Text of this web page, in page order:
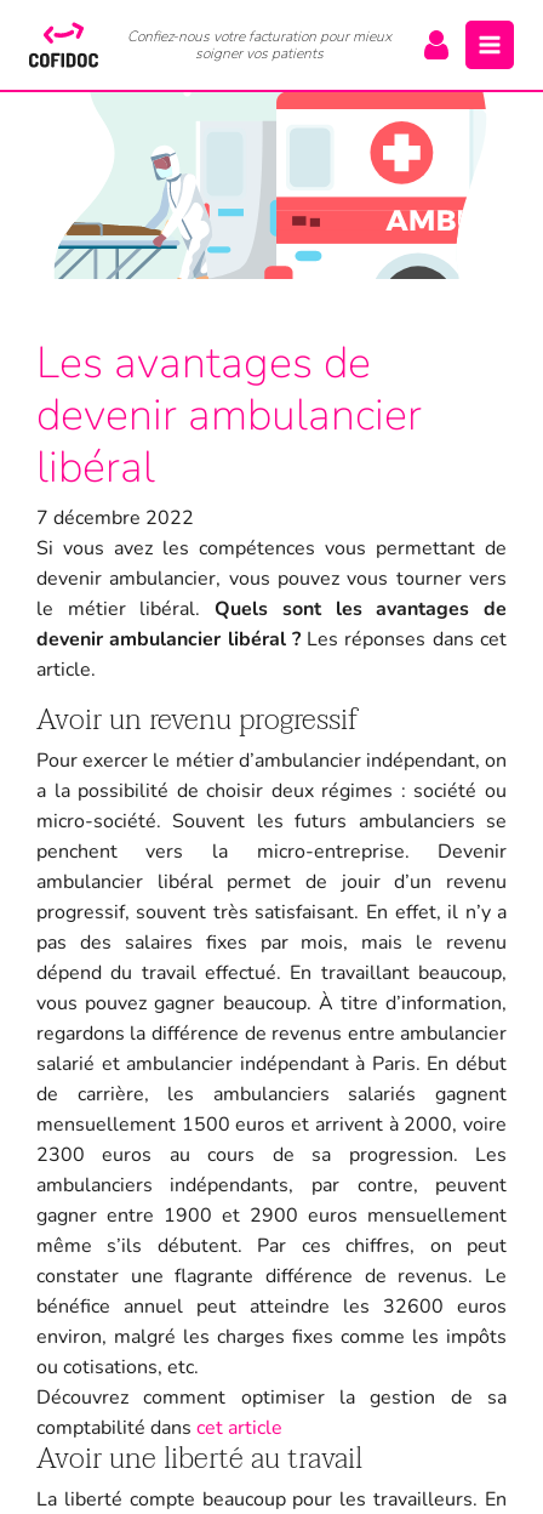
Confiez-nous votre facturation pour mieux
soigner vos patients
Les avantages de
devenir ambulancier
libéral
7 décembre 2022
Si vous avez les compétences vous permettant de
devenir ambulancier, vous pouvez vous tourner vers
le métier libéral.Quels sont les avantages de
devenir ambulancier libéral ? Les réponses dans cet
article.
Avoir un revenu progressif
Pour exercer le métier d’ambulancier indépendant, on
a la possibilité de choisir deux régimes : société ou
micro-société. Souvent les futurs ambulanciers se
penchent vers la micro-entreprise. Devenir
ambulancier libéral permet de jouir d’un revenu
progressif, souvent très satisfaisant. En effet, il n’y a
pas des salaires fixes par mois, mais le revenu
dépend du travail effectué. En travaillant beaucoup,
vous pouvez gagner beaucoup. À titre d’information,
regardons la différence de revenus entre ambulancier
salarié et ambulancier indépendant à Paris. En début
de carrière, les ambulanciers salariés gagnent
mensuellement 1500 euros et arrivent à 2000, voire
2300 euros au cours de sa progression. Les
ambulanciers indépendants, par contre, peuvent
gagner entre 1900 et 2900 euros mensuellement
même s’ils débutent. Par ces chiffres, on peut
constater une flagrante différence de revenus. Le
bénéfice annuel peut atteindre les 32600 euros
environ, malgré les charges fixes comme les impôts
ou cotisations, etc.
Découvrez comment optimiser la gestion de sa
comptabilité dans cet article
Avoir une liberté au travail
La liberté compte beaucoup pour les travailleurs. En